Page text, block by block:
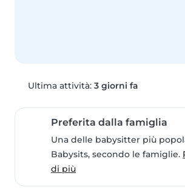
Ultima attività: 3 giorni fa
Preferita dalla famiglia
Una delle babysitter più
Babysits, secondo le famiglie.
di più